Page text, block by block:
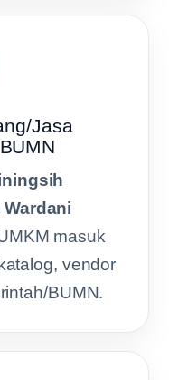
Jasa
masuk
vendor
BUMN.